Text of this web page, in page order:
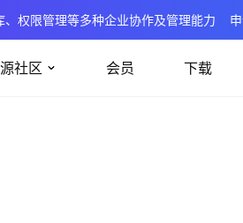
权限管理等多种企业协作及管理能力
社区 会员 下载